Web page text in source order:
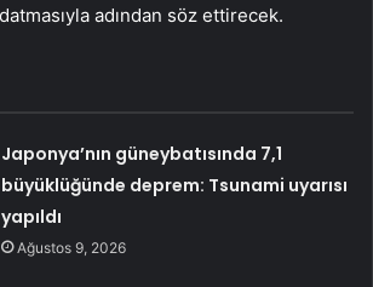
adından söz ettirecek.
Japonya’nın güneybatısında 7,1
büyüklüğünde deprem: Tsunami uyarısı
yapıldı
Ağustos 9, 2026